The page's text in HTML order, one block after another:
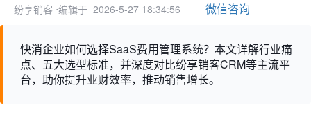
纷享销客 ⋅编辑于 2026-5-27 18:34:56 微信咨询
快消企业如何选择SaaS费用管理系统？本文详解行业痛
点、五大选型标准，并深度对比纷享销客CRM等主流平
台，助你提升业财效率，推动销售增长。